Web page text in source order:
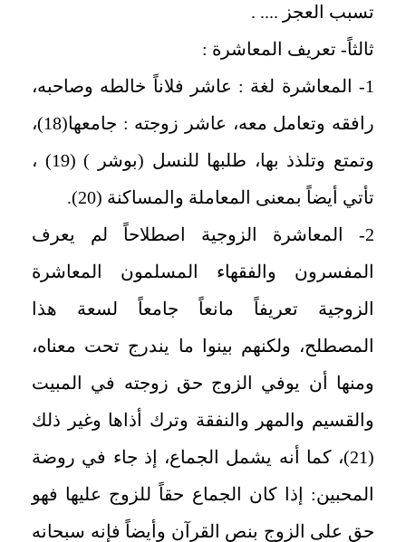
تسبب العجز .... .
ثالثاً- تعريف المعاشرة :
1- المعاشرة لغة : عاشر فلاناً خالطه وصاحبه،
رافقه وتعامل معه، عاشر زوجته : جامعها(18)،
وتمتع وتلذذ بها، طلبها للنسل (بوشر ) (19) ،
تأتي أيضاً بمعنى المعاملة والمساكنة (20).
2- المعاشرة الزوجية اصطلاحاً لم يعرف
المفسرون والفقهاء المسلمون المعاشرة
الزوجية تعريفاً مانعاً جامعاً لسعة هذا
المصطلح، ولكنهم بينوا ما يندرج تحت معناه،
ومنها أن يوفي الزوج حق زوجته في المبيت
والقسيم والمهر والنفقة وترك أذاها وغير ذلك
(21)، كما أنه يشمل الجماع، إذ جاء في روضة
المحبين: إذا كان الجماع حقاً للزوج عليها فهو
حق على الزوج بنص القرآن وأيضاً فإنه سبحانه